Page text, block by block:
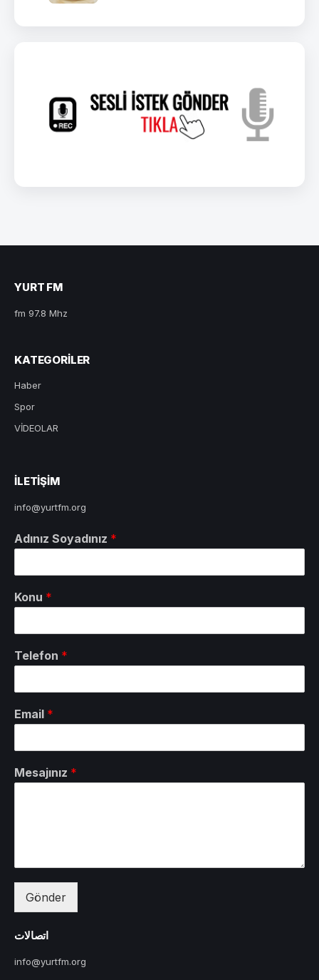
YURT FM
fm 97.8 Mhz
KATEGORILER
Haber
Spor
VİDEOLAR
ILETIŞIM
info@yurtfm.org
Adınız Soyadınız *
Konu *
Telefon *
Email *
Mesajınız *
Gönder
اتصالات
info@yurtfm.org